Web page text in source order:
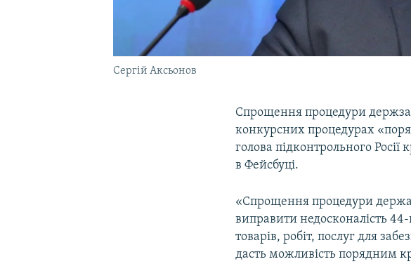
Сергій Аксьонов
Спрощення процедури
конкурсних процедурах
голова підконтрольного Росії
в Фейсбуці.
«Спрощення процедури
виправити недосконалість
товарів, робіт, послуг для
дасть можливість порядним